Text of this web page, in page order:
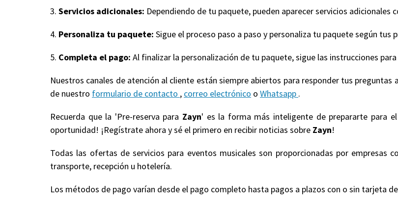
3. Servicios adicionales: Dependiendo de tu paquete, pueden aparecer servicios
4. Personaliza tu paquete: Sigue el proceso paso a paso y personaliza tu paquete según tus
5. Completa el pago: Al finalizar la personalización de tu paquete, sigue las instrucciones
Nuestros canales de atención al cliente están siempre abiertos para responder tus
de nuestro formulario de contacto , correo electrónico o Whatsapp .
Recuerda que la 'Pre-reserva para Zayn' es la forma más inteligente de prepararte para
oportunidad! ¡Regístrate ahora y sé el primero en recibir noticias sobre Zayn!
Todas las ofertas de servicios para eventos musicales son proporcionadas por empresas
transporte, recepción u hotelería.
Los métodos de pago varían desde el pago completo hasta pagos a plazos con o sin tarjeta